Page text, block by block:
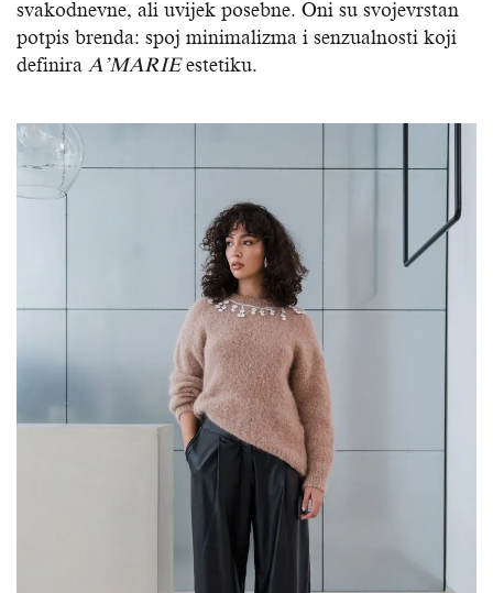
svakodnevne, ali uvijek posebne. Oni su svojevrstan
potpis brenda: spoj minimalizma i senzualnosti koji
definira A’MARIEestetiku.